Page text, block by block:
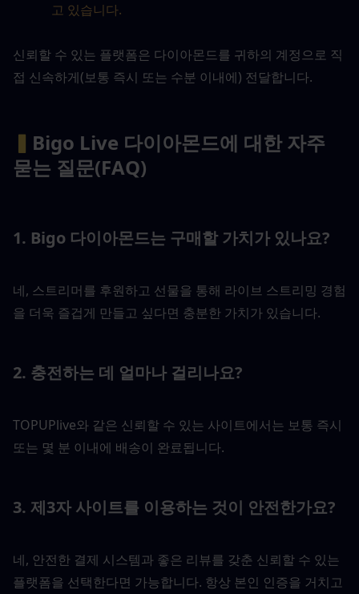
고 있습니다.
신뢰할 수 있는 플랫폼은 다이아몬드를 귀하의 계정으로 직
접 신속하게(보통 즉시 또는 수분 이내에) 전달합니다.
▍ Bigo Live 다이아몬드에 대한 자주
묻는 질문(FAQ)
1. Bigo 다이아몬드는 구매할 가치가 있나요?
네, 스트리머를 후원하고 선물을 통해 라이브 스트리밍 경험
을 더욱 즐겁게 만들고 싶다면 충분한 가치가 있습니다.
2. 충전하는 데 얼마나 걸리나요?
TOPUPlive와 같은 신뢰할 수 있는 사이트에서는 보통 즉시
또는 몇 분 이내에 배송이 완료됩니다.
3. 제3자 사이트를 이용하는 것이 안전한가요?
네, 안전한 결제 시스템과 좋은 리뷰를 갖춘 신뢰할 수 있는
플랫폼을 선택한다면 가능합니다. 항상 본인 인증을 거치고